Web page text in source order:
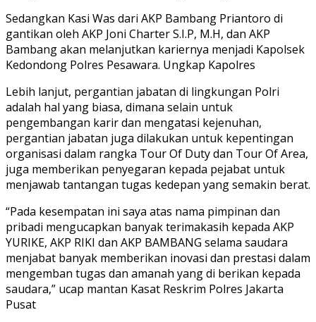
Sedangkan Kasi Was dari AKP Bambang Priantoro di
gantikan oleh AKP Joni Charter S.I.P, M.H, dan AKP
Bambang akan melanjutkan kariernya menjadi Kapolsek
Kedondong Polres Pesawara. Ungkap Kapolres
Lebih lanjut, pergantian jabatan di lingkungan Polri
adalah hal yang biasa, dimana selain untuk
pengembangan karir dan mengatasi kejenuhan,
pergantian jabatan juga dilakukan untuk kepentingan
organisasi dalam rangka Tour Of Duty dan Tour Of Area,
juga memberikan penyegaran kepada pejabat untuk
menjawab tantangan tugas kedepan yang semakin berat.
“Pada kesempatan ini saya atas nama pimpinan dan
pribadi mengucapkan banyak terimakasih kepada AKP
YURIKE, AKP RIKI dan AKP BAMBANG selama saudara
menjabat banyak memberikan inovasi dan prestasi dalam
mengemban tugas dan amanah yang di berikan kepada
saudara,” ucap mantan Kasat Reskrim Polres Jakarta
Pusat